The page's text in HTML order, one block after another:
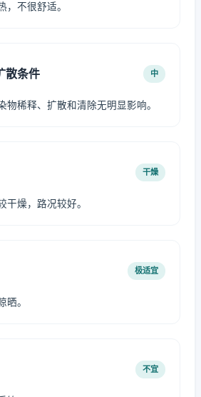
，不很舒适。
散条件 中
物稀释、扩散和清除无明显影响。
干燥
干燥，路况较好。
极适宜
晒。
不宜